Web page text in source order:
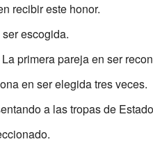
recibir este honor.
escogida.
primera pareja en ser
en ser elegida tres veces.
a las tropas de